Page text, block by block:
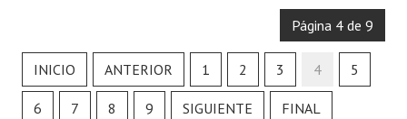
Página 4 de 9
INICIO ANTERIOR 1 2 3 4 5
6 7 8 9 SIGUIENTE FINAL